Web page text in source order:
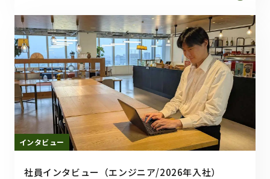
インタビュー
社員インタビュー（エンジニア/2026年入社）